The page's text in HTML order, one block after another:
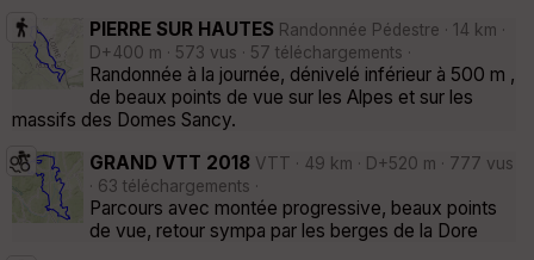
PIERRE SUR HAUTES Randonnée Pédestre · 14 km ·
D+400 m · 573 vus · 57 téléchargements ·
Randonnée à la journée, dénivelé inférieur à 500 m ,
de beaux points de vue sur les Alpes et sur les
massifs des Domes Sancy.
GRAND VTT 2018 VTT · 49 km · D+520 m · 777 vus
· 63 téléchargements ·
Parcours avec montée progressive, beaux points
de vue, retour sympa par les berges de la Dore